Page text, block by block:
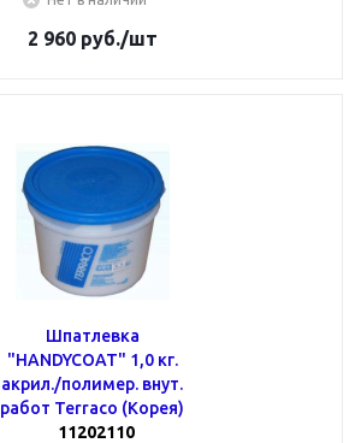
2 960руб./шт
Шпатлевка
"HANDYCOAT" 1,0 кг.
акрил./полимер. внут.
работ Terraco (Корея)
11202110